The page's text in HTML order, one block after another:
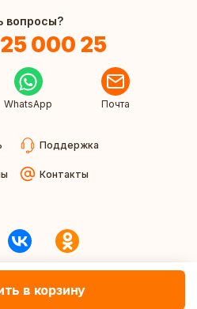
в корзину
вопросы?
000 25
WhatsApp Почта
Поддержка
Контакты